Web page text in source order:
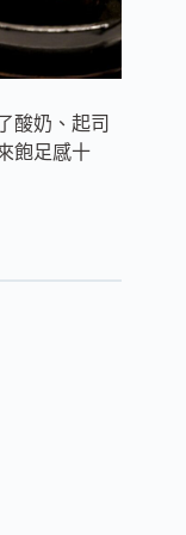
酸奶、起司
飽足感十